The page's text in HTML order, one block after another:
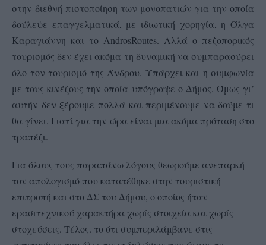
στην διεθνή πιστοποίηση των μονοπατιών για την οποία
δούλεψε επαγγελματικά, με ιδιωτική χορηγία, η Όλγα
Καραγιάννη και το AndrosRoutes. Αλλά ο πεζοπορικός
τουρισμός δεν έχει ακόμα τη δυναμική να συμπαρασύρει
όλο τον τουρισμό της Άνδρου. Υπάρχει και η συμφωνία
με τους κινέζους την οποία υπόγραψε ο Δήμος. Όμως γι’
αυτήν δεν ξέρουμε πολλά και περιμένουμε να δούμε τι
θα γίνει. Γιατί για την ώρα είναι μια ακόμα πρόταση στο
τραπέζι.
Για όλους τους παραπάνω λόγους θεωρούμε ανεπαρκή
τον απολογισμό που κατατέθηκε στην τουριστική
επιτροπή και στο ΔΣ του Δήμου, ο οποίος ήταν
ερασιτεχνικού χαρακτήρα χωρίς στοιχεία και χωρίς
στοχεύσεις. Τέλος. το ότι συμπεριλάμβανε στις